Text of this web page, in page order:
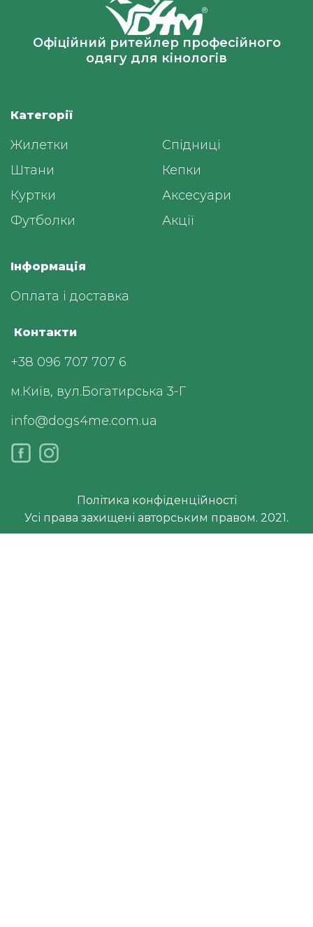
Офіційний ритейлер професійного
одягу для кінологів
Категорії
Жилетки
Штани
Куртки
Футболки
Спідниці
Кепки
Аксесуари
Акції
Інформація
Оплата і доставка
Контакти
+38 096 707 707 6
м.Київ, вул.Богатирська 3-Г
info@dogs4me.com.ua
Політика конфіденційності
Усі права захищені авторським правом. 2021.